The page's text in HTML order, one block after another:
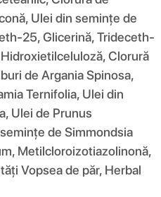
Ulei din semințe de
25, Glicerină, Trideceth-
Clorură
de Argania Spinosa,
Ternifolia, Ulei din
Ulei de Prunus
de Simmondsia
Metilcloroizotiazolinonă,
Vopsea de păr, Herbal